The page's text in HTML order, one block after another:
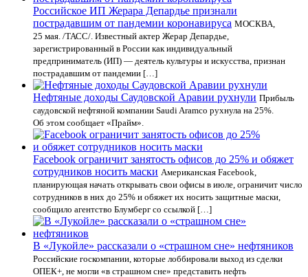
Российское ИП Жерара Депардье признали
пострадавшим от пандемии коронавируса МОСКВА,
25 мая. /ТАСС/. Известный актер Жерар Депардье,
зарегистрированный в России как индивидуальный
предприниматель (ИП) — деятель культуры и искусства, признан
пострадавшим от пандемии […]
Нефтяные доходы Саудовской Аравии рухнули Прибыль
саудовской нефтяной компании Saudi Aramco рухнула на 25%.
Об этом сообщает «Прайм».
Facebook ограничит занятость офисов до 25% и обяжет
сотрудников носить маски Американская Facebook,
планирующая начать открывать свои офисы в июле, ограничит число
сотрудников в них до 25% и обяжет их носить защитные маски,
сообщило агентство Блумберг со ссылкой […]
В «Лукойле» рассказали о «страшном сне» нефтяников
Российские госкомпании, которые лоббировали выход из сделки
ОПЕК+, не могли «в страшном сне» представить нефть